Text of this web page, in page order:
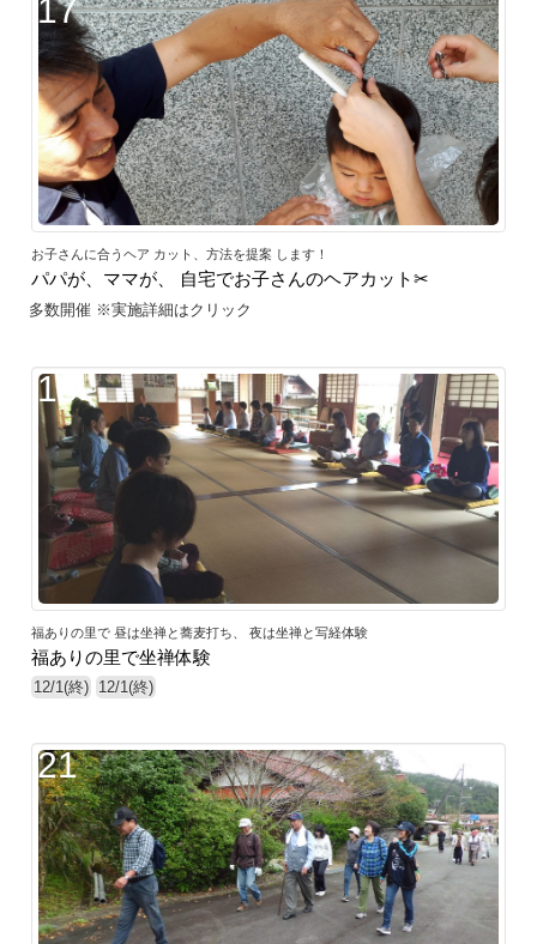
17
お子さんに合うヘア カット、方法を提案 します！
パパが、ママが、 自宅でお子さんのヘアカット✂
多数開催 ※実施詳細はクリック
18
福ありの里で 昼は坐禅と蕎麦打ち、 夜は坐禅と写経体験
福ありの里で坐禅体験
12/1(終) 12/1(終)
21